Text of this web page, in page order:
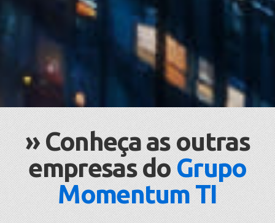
» Conheça as outras
empresas do Grupo
Momentum TI